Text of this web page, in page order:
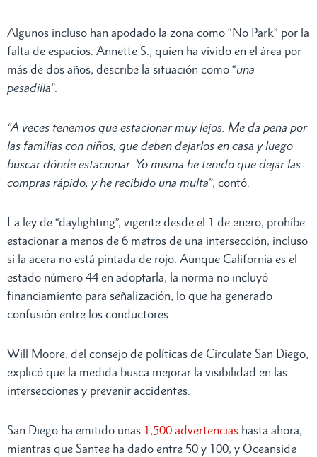
Algunos incluso han apodado la zona como “No Park” por la
falta de espacios. Annette S., quien ha vivido en el área por
más de dos años, describe la situación como “una
pesadilla”.
“A veces tenemos que estacionar muy lejos. Me da pena por
las familias con niños, que deben dejarlos en casa y luego
buscar dónde estacionar. Yo misma he tenido que dejar las
compras rápido, y he recibido una multa”, contó.
La ley de “daylighting”, vigente desde el 1 de enero, prohíbe
estacionar a menos de 6 metros de una intersección, incluso
si la acera no está pintada de rojo. Aunque California es el
estado número 44 en adoptarla, la norma no incluyó
financiamiento para señalización, lo que ha generado
confusión entre los conductores.
Will Moore, del consejo de políticas de Circulate San Diego,
explicó que la medida busca mejorar la visibilidad en las
intersecciones y prevenir accidentes.
San Diego ha emitido unas 1,500 advertencias hasta ahora,
mientras que Santee ha dado entre 50 y 100, y Oceanside